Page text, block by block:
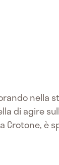
nella
di agire
a Crotone,